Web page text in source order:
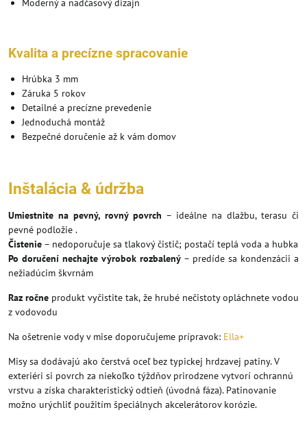
Moderný a nadčasový dizajn
Kvalita a precízne spracovanie
Hrúbka 3 mm
Záruka 5 rokov
Detailné a precízne prevedenie
Jednoduchá montáž
Bezpečné doručenie až k vám domov
Inštalácia & údržba
Umiestnite na pevný, rovný povrch – ideálne na dlažbu, terasu či
pevné podložie .
Čistenie – nedoporučuje sa tlakový čistič; postačí teplá voda a hubka
Po doručení nechajte výrobok rozbalený – predíde sa kondenzácii a
nežiadúcim škvrnám
Raz ročne produkt vyčistite tak, že hrubé nečistoty opláchnete vodou
z vodovodu
Na ošetrenie vody v mise doporučujeme prípravok: Ella+
Misy sa dodávajú ako čerstvá oceľ bez typickej hrdzavej patiny. V
exteriéri si povrch za niekoľko týždňov prirodzene vytvorí ochrannú
vrstvu a získa charakteristický odtieň (úvodná fáza). Patinovanie
možno urýchliť použitím špeciálnych akcelerátorov korózie.